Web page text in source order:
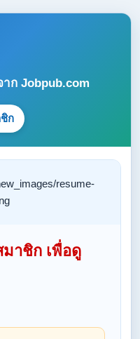
าก Jobpub.com
ก
าชิก เพื่อดู